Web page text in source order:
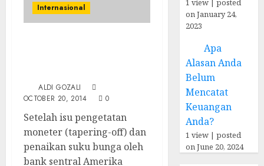
Internasional
ALDI GOZALI
OCTOBER 20, 2014
0
Setelah isu pengetatan
moneter (tapering-off) dan
penaikan suku bunga oleh
bank sentral Amerika
on January 24,
2023
Apa
Alasan Anda
Belum
Mencatat
Keuangan
Anda?
1 view |posted
on June 20, 2024